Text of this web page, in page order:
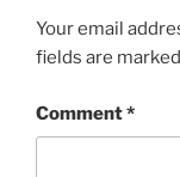
Your email
fields are marked
Comment*